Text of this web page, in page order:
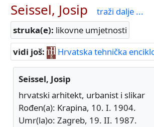
Seissel, Josip
traži dalje ...
struka(e): likovne umjetnosti
vidi još:
Hrvatska tehnička
Seissel, Josip
hrvatski arhitekt, urbanist i slikar
Rođen(a): Krapina, 10. I. 1904.
Umr(la)o: Zagreb, 19. II. 1987.